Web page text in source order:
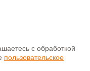
с обработкой
пользовательское